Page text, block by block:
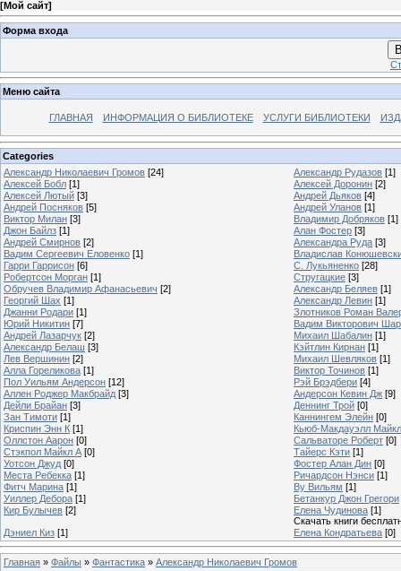
[Мой сайт]
Форма входа
Меню сайта
ГЛАВНАЯ ИНФОРМАЦИЯ О БИБЛИОТЕКЕ УСЛУГИ БИБЛИОТЕКИ
Categories
Александр Николаевич Громов [24] Александр Рудазов [1]
Алексей Бобл [1] Алексей Доронин [2]
Алексей Лютый [3] Андрей Дьяков [4]
Андрей Посняков [5] Андрей Уланов [1]
Виктор Милан [3] Владимир Добряков [1]
Джон Байлз [1] Алан Фостер [3]
Андрей Смирнов [2] Александра Руда [3]
Вадим Сергеевич Еловенко [1]
Владислав
Гарри Гаррисон [6] С. Лукьяненко [28]
Робертсон Морган [1] Стругацкие [3]
Обручев Владимир Афанасьевич [2] Александр Беляев [1]
Георгий Шах [1] Александр Левин [1]
Джанни Родари [1]
Злотников Роман
Юрий Никитин [7]
Вадим Викторович
Андрей Лазарчук [2] Михаил Шабалин [1]
Александр Белаш [3] Кэйтлин Кирнан [1]
Лев Вершинин [2] Михаил Шевляков [1]
Алла Гореликова [1] Виктор Точинов [1]
Пол Уильям Андерсон [12] Рэй Брэдбери [4]
Аллен Роджер Макбрайд [3] Андерсон Кевин Дж [9]
Дейли Брайан [3] Деннинг Трой [0]
Зан Тимоти [1] Каннингем Элейн [0]
Криспин Энн К [1]
Кьюб-Макдауэлл Майкл
Оллстон Аарон [0] Сальваторе Роберт [0]
Стэкпол Майкл А [0] Тайерс Кэти [1]
Уотсон Джуд [0] Фостер Алан Дин [0]
Места Ребекка [1] Ричардсон Нэнси [1]
Фитч Марина [1] Ву Вильям [1]
Уиллер Дебора [1]
Бетанкур Джон Грегори
Кир Булычев [2] Елена Чудинова [1]
Скачать книги
Дэниел Киз [1] Елена Кондратьева [0]
Главная » Файлы » Фантастика » Александр Николаевич Громов